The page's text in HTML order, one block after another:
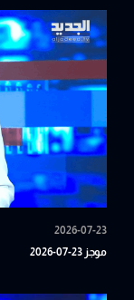
2026-07-23
موجز 23-07-2026